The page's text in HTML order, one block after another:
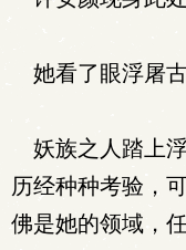
她看了眼浮屠古
妖族之人踏上
历经种种考验，
佛是她的领域，